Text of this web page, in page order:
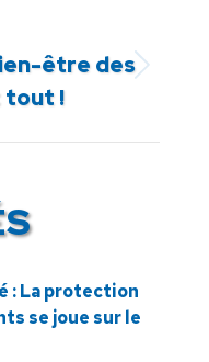
être des
tout !
: La protection
se joue sur le